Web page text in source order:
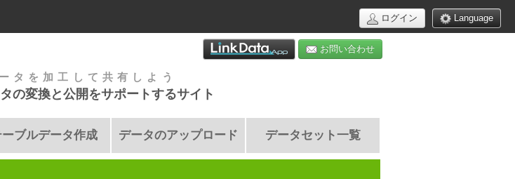
Language
ログイン
お問い合わせ
タを加工して共有しよう
の変換と公開をサポートするサイト
ーブルデータ作成 データのアップロード データセット一覧